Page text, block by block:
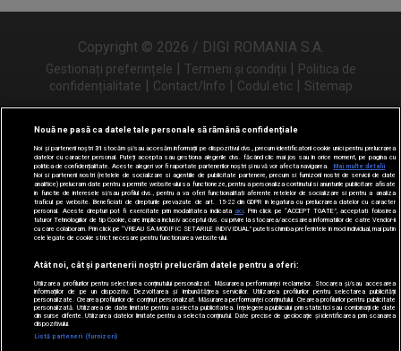
Copyright © 2026 / DIGI ROMANIA S.A.
Gestionați preferințele | Termeni și condiții | Politica de
confidențialitate | Contact/Info | Codul etic | Sitemap
Urmărește-ne și pe
Nouă ne pasă ca datele tale personale să rămână confidențiale
Noi și partenerii noștri31 stocăm și/sau accesăm informații pe dispozitivul dvs., precum identificatorii cookie unici pentru prelucrarea
datelor cu caracter personal. Puteți accepta sau gestiona alegerile dvs. făcând clic mai jos sau în orice moment, pe pagina cu
politica de confidențialitate. Aceste alegeri vor fi raportate partenerilor noștri și nu vă vor afecta navigarea.
Mai multe detalii
Noi si partenerii nostri (retelele de socializare si agentiile de publicitate partenere, precum si furnizorii nostri de servicii de date
analitice) prelucram date pentru a permite website-ului sa functioneze, pentru a personaliza continutul si anunturile publicitare afisate
in functie de interesele si/sau profilul dvs., pentru a va oferi functionalitati aferente retelelor de socializare si pentru a analiza
traficul pe website. Beneficiati de drepturile prevazute de art. 15-22 din GDPR in legatura cu prelucrarea datelor cu caracter
personal. Aceste drepturi pot fi exercitate prin modalitatea indicata aici. Prin click pe “ACCEPT TOATE”, acceptati folosirea
tuturor Tehnologiilor de tip Cookie, care implica inclusiv acceptul dvs. cu privire la stocarea/accesarea informatiilor de catre Vendor-ii
cu care colaboram. Prin click pe “VREAU SA MODIFIC SETARILE INDIVIDUAL” puteti schimba preferintele in mod individual, mai putin
cele legate de cookie strict necesare pentru functionarea website-ului.
Atât noi, cât și partenerii noștri prelucrăm datele pentru a oferi:
Utilizarea profilurilor pentru selectarea conținutului personalizat. Măsurarea performanței reclamelor. Stocarea și/sau accesarea
informațiilor de pe un dispozitiv. Dezvoltarea și îmbunătățirea serviciilor. Utilizarea profilurilor pentru selectarea publicității
personalizate. Crearea profilurilor de conținut personalizat. Măsurarea performanței conținutului. Crearea profilurilor pentru publicitate
personalizată. Utilizarea de date limitate pentru a selecta publicitatea. Înțelegerea publicului prin statistici sau combinații de date
din surse diferite. Utilizarea datelor limitate pentru a selecta conținutul. Date precise de geolocație și identificarea prin scanarea
dispozitivului.
Listă parteneri (furnizori)